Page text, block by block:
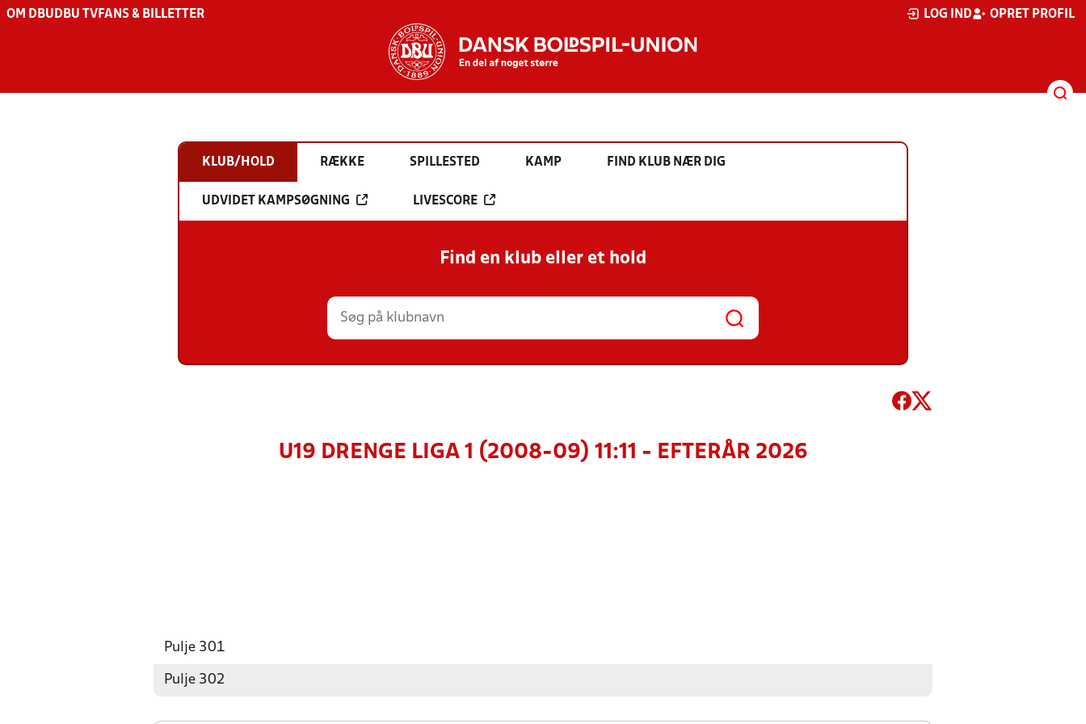
OM DBU DBU TV FANS & BILLETTER LOG IND OPRET PROFIL
KLUB/HOLD RÆKKE SPILLESTED KAMP FIND KLUB NÆR DIG
UDVIDET KAMPSØGNING LIVESCORE
Find en klub eller et hold
U19 DRENGE LIGA 1 (2008-09) 11:11 - EFTERÅR 2026
Pulje 301
Pulje 302